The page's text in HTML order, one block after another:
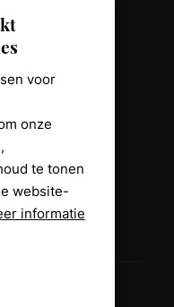
voor
onze
te tonen
website-
informatie